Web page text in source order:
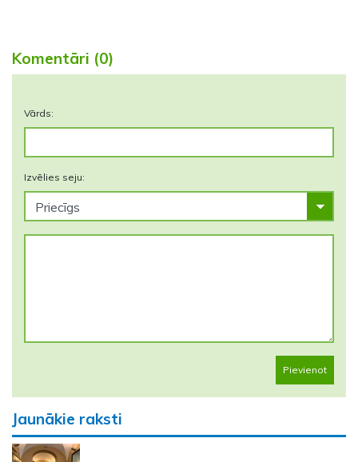
Komentāri (0)
Vārds:
Izvēlies seju:
Pievienot
Jaunākie raksti